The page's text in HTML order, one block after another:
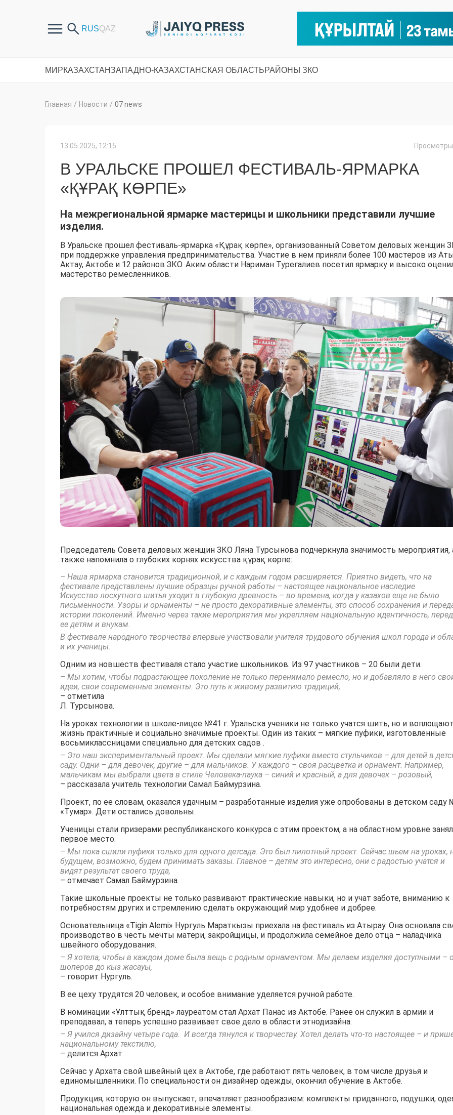
МИРКАЗАХСТАНЗАПАДНО-КАЗАХСТАНСКАЯ ОБЛАСТЬРАЙОНЫ ЗКО
Главная / Новости / 07 news
13.05.2025, 12:15
В УРАЛЬСКЕ ПРОШЕЛ ФЕСТИВАЛЬ-ЯРМАРКА
«ҚҰРАҚ КӨРПЕ»
На межрегиональной ярмарке мастерицы и школьники представили лучшие
изделия.
В Уральске прошел фестиваль-ярмарка «Құрақ көрпе», организованный Советом деловых женщин
при поддержке управления предпринимательства. Участие в нем приняли более 100 мастеров из
Актау, Актобе и 12 районов ЗКО. Аким области Нариман Турегалиев посетил ярмарку и высоко
мастерство ремесленников.
Председатель Совета деловых женщин ЗКО Ляна Турсынова подчеркнула значимость мероприятия,
также напомнила о глубоких корнях искусства құрақ көрпе:
– Наша ярмарка становится традиционной, и с каждым годом расширяется. Приятно видеть, что на
фестивале представлены лучшие образцы ручной работы – настоящее национальное наследие
.Искусство лоскутного шитья уходит в глубокую древность – во времена, когда у казахов еще не было
письменности. Узоры и орнаменты – не просто декоративные элементы, это способ сохранения и
истории поколений. Именно через такие мероприятия мы укрепляем национальную идентичность,
ее детям и внукам.
В фестивале народного творчества впервые участвовали учителя трудового обучения школ города и
и их ученицы.
Одним из новшеств фестиваля стало участие школьников. Из 97 участников – 20 были дети.
– Мы хотим, чтобы подрастающее поколение не только перенимало ремесло, но и добавляло в него
идеи, свои современные элементы. Это путь к живому развитию традиций,
– отметила
Л. Турсынова.
На уроках технологии в школе-лицее №41 г. Уральска ученики не только учатся шить, но и
жизнь практичные и социально значимые проекты. Один из таких – мягкие пуфики, изготовленные
восьмиклассницами специально для детских садов .
– Это наш экспериментальный проект. Мы сделали мягкие пуфики вместо стульчиков – для детей в
саду. Одни – для девочек, другие – для мальчиков. У каждого – своя расцветка и орнамент. Например,
мальчикам мы выбрали цвета в стиле Человека-паука – синий и красный, а для девочек – розовый,
– рассказала учитель технологии Самал Баймурзина.
Проект, по ее словам, оказался удачным – разработанные изделия уже опробованы в детском саду
«Тумар». Дети остались довольны.
Ученицы стали призерами республиканского конкурса с этим проектом, а на областном уровне
первое место.
– Мы пока сшили пуфики только для одного детсада. Это был пилотный проект. Сейчас шьем на уроках,
будущем, возможно, будем принимать заказы. Главное – детям это интересно, они с радостью учатся и
видят результат своего труда,
– отмечает Самал Баймурзина.
Такие школьные проекты не только развивают практические навыки, но и учат заботе, вниманию к
потребностям других и стремлению сделать окружающий мир удобнее и добрее.
Основательница «Tigin Alemi» Нургуль Мараткызы приехала на фестиваль из Атырау. Она основала
производство в честь мечты матери, закройщицы, и продолжила семейное дело отца – наладчика
швейного оборудования.
– Я хотела, чтобы в каждом доме была вещь с родным орнаментом. Мы делаем изделия доступными –
шоперов до кыз жасауы,
– говорит Нургуль.
В ее цеху трудятся 20 человек, и особое внимание уделяется ручной работе.
В номинации «Ұлттық бренд» лауреатом стал Архат Панас из Актобе. Ранее он служил в армии и
преподавал, а теперь успешно развивает свое дело в области этнодизайна.
– Я учился дизайну четыре года. И всегда тянулся к творчеству. Хотел делать что-то настоящее – и
национальному текстилю,
– делится Архат.
Сейчас у Архата свой швейный цех в Актобе, где работают пять человек, в том числе друзья и
единомышленники. По специальности он дизайнер одежды, окончил обучение в Актобе.
Продукция, которую он выпускает, впечатляет разнообразием: комплекты приданного, подушки,
национальная одежда и декоративные элементы.